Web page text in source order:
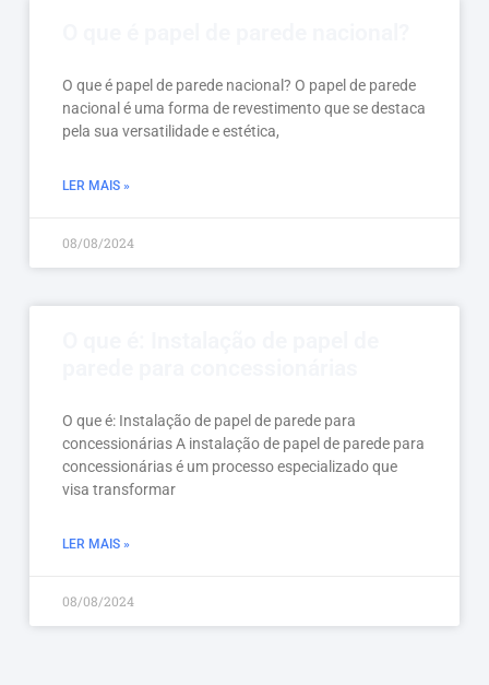
O que é papel de parede nacional? O papel de parede
nacional é uma forma de revestimento que se destaca
pela sua versatilidade e estética,
LER MAIS »
08/08/2024
O que é: Instalação de papel de parede para
concessionárias A instalação de papel de parede para
concessionárias é um processo especializado que
visa transformar
LER MAIS »
08/08/2024